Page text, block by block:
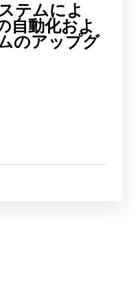
ES
テムによ
自動化およ
のアップグ